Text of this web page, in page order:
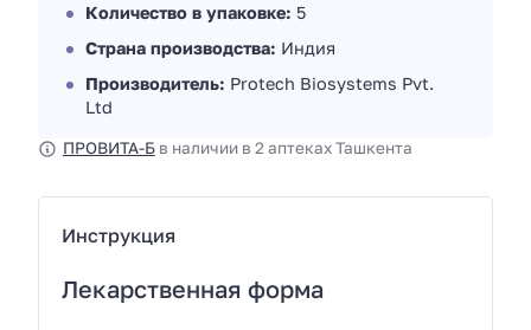
Количество в упаковке: 5
Страна производства: Индия
Производитель: Protech Biosystems Pvt.
Ltd
ПРОВИТА-Бв наличии в 2 аптеках Ташкента
Инструкция
Лекарственная форма